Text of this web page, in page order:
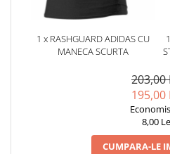
Shakere
Suplimente pt Masa Musculara
Medicina Sportiva/Recuperare
1 x RASHGUARD ADIDAS CU
MANECA SCURTA
203,00
195,00
8,00
CUMPARA-LE